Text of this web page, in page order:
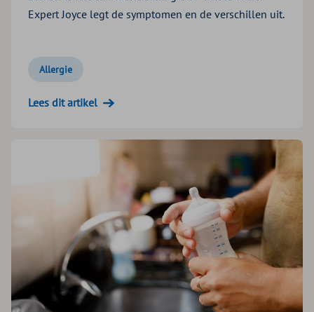
Expert Joyce legt de symptomen en de verschillen uit.
Allergie
Lees dit artikel